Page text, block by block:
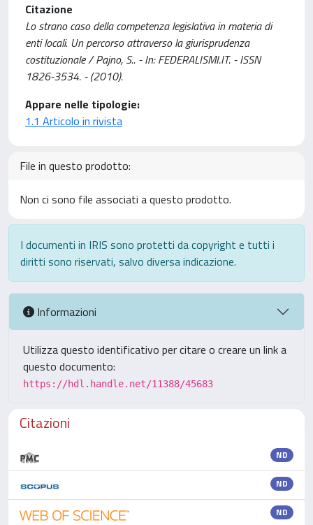
Citazione
Lo strano caso della competenza legislativa in materia di
enti locali. Un percorso attraverso la giurisprudenza
costituzionale / Pajno, S.. - In: FEDERALISMI.IT. - ISSN
1826-3534. - (2010).
Appare nelle tipologie:
1.1 Articolo in rivista
File in questo prodotto:
Non ci sono file associati a questo prodotto.
I documenti in IRIS sono protetti da copyright e tutti i
diritti sono riservati, salvo diversa indicazione.
Informazioni
Utilizza questo identificativo per citare o creare un link a
questo documento:
https://hdl.handle.net/11388/45683
Citazioni
ND
ND
ND